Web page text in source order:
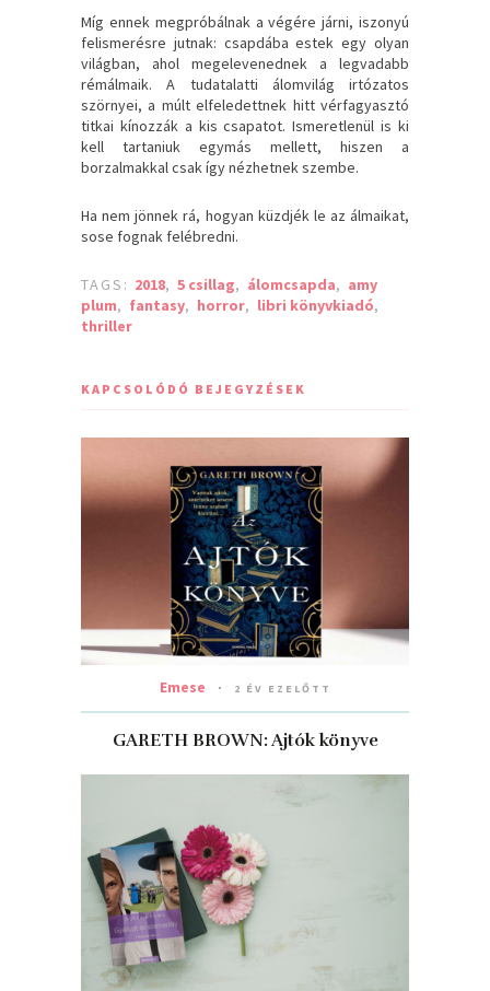
Míg ennek megpróbálnak a végére járni, iszonyú
felismerésre jutnak: csapdába estek egy olyan
világban, ahol megelevenednek a legvadabb
rémálmaik. A tudatalatti álomvilág irtózatos
szörnyei, a múlt elfeledettnek hitt vérfagyasztó
titkai kínozzák a kis csapatot. Ismeretlenül is ki
kell tartaniuk egymás mellett, hiszen a
borzalmakkal csak így nézhetnek szembe.
Ha nem jönnek rá, hogyan küzdjék le az álmaikat,
sose fognak felébredni.
TAGS: 2018, 5 csillag, álomcsapda, amy
plum, fantasy, horror, libri könyvkiadó,
thriller
KAPCSOLÓDÓ BEJEGYZÉSEK
Emese 2 ÉV EZELŐTT
GARETH BROWN: Ajtók könyve